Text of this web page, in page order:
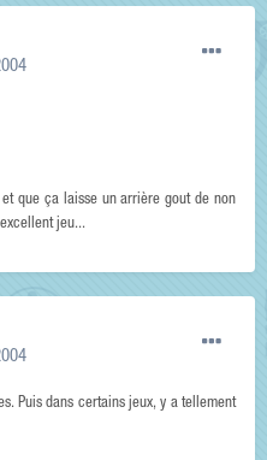
que ça laisse un arrière gout de non
jeu...
Puis dans certains jeux, y a tellement